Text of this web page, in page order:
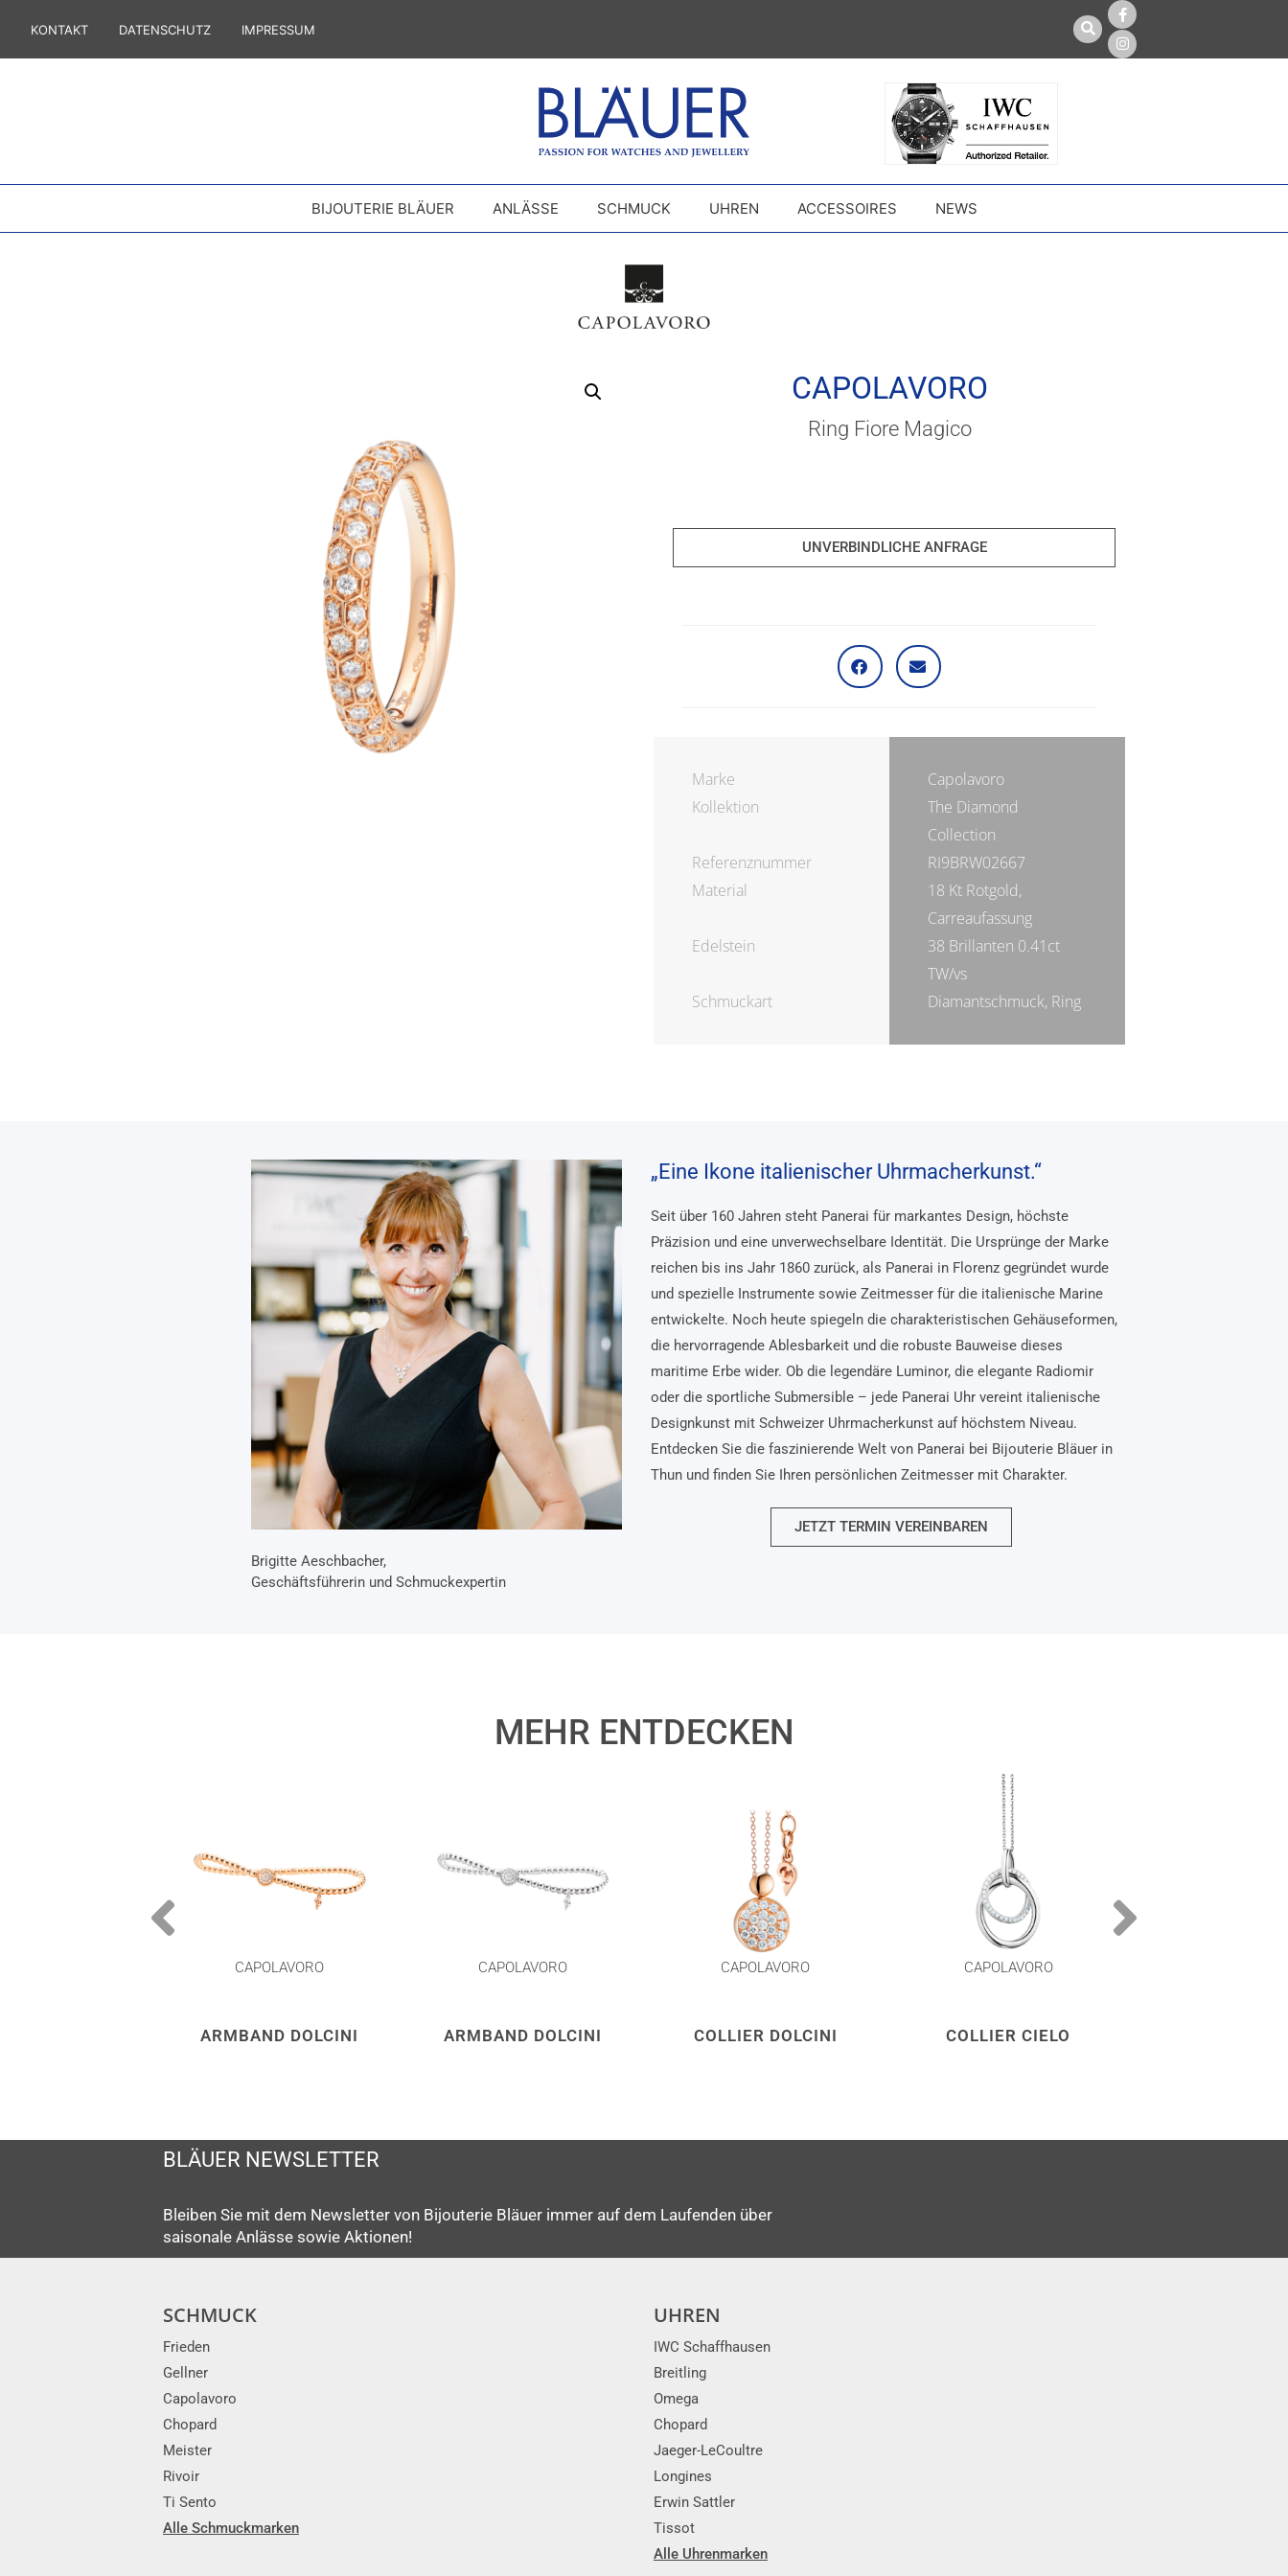
KONTAKT DATENSCHUTZ IMPRESSUM
BIJOUTERIE BLÄUER ANLÄSSE SCHMUCK UHREN ACCESSOIRES NEWS
CAPOLAVORO
Ring Fiore Magico
UNVERBINDLICHE ANFRAGE
Marke
Capolavoro
Kollektion
The Diamond
Collection
Referenznummer
RI9BRW02667
Material
18 Kt Rotgold,
Carreaufassung
Edelstein
38 Brillanten 0.41ct
TW/vs
Schmuckart
Diamantschmuck, Ring
Brigitte Aeschbacher,
Geschäftsführerin und Schmuckexpertin
„Eine Ikone italienischer Uhrmacherkunst.“
Seit über 160 Jahren steht Panerai für markantes Design, höchste
Präzision und eine unverwechselbare Identität. Die Ursprünge der Marke
reichen bis ins Jahr 1860 zurück, als Panerai in Florenz gegründet wurde
und spezielle Instrumente sowie Zeitmesser für die italienische Marine
entwickelte. Noch heute spiegeln die charakteristischen Gehäuseformen,
die hervorragende Ablesbarkeit und die robuste Bauweise dieses
maritime Erbe wider. Ob die legendäre Luminor, die elegante Radiomir
oder die sportliche Submersible – jede Panerai Uhr vereint italienische
Designkunst mit Schweizer Uhrmacherkunst auf höchstem Niveau.
Entdecken Sie die faszinierende Welt von Panerai bei Bijouterie Bläuer in
Thun und finden Sie Ihren persönlichen Zeitmesser mit Charakter.
JETZT TERMIN VEREINBAREN
MEHR ENTDECKEN
CAPOLAVORO
ARMBAND DOLCINI
CAPOLAVORO
ARMBAND DOLCINI
CAPOLAVORO
COLLIER DOLCINI
CAPOLAVORO
COLLIER CIELO
BLÄUER NEWSLETTER
Bleiben Sie mit dem Newsletter von Bijouterie Bläuer immer auf dem Laufenden über
saisonale Anlässe sowie Aktionen!
SCHMUCK
Frieden
Gellner
Capolavoro
Chopard
Meister
Rivoir
Ti Sento
Alle Schmuckmarken
UHREN
IWC Schaffhausen
Breitling
Omega
Chopard
Jaeger-LeCoultre
Longines
Erwin Sattler
Tissot
Alle Uhrenmarken